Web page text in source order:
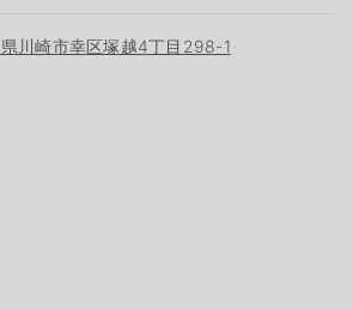
川崎市幸区塚越4丁目298-1